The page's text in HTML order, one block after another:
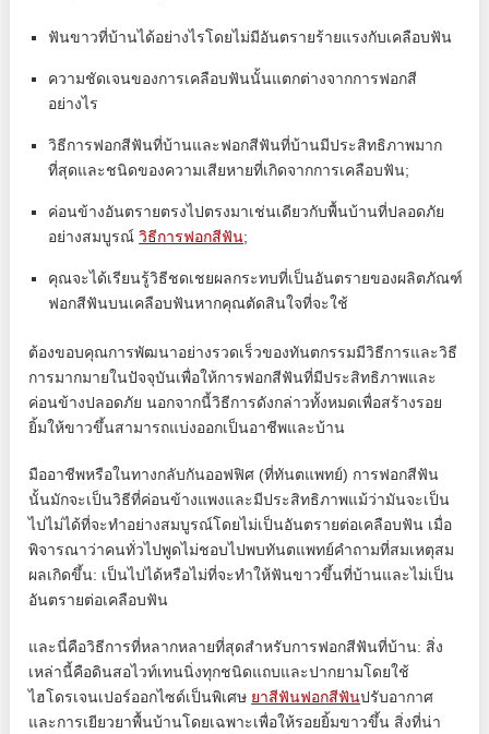
ฟันขาวที่บ้านได้อย่างไรโดยไม่มีอันตรายร้ายแรงกับเคลือบฟัน
ความชัดเจนของการเคลือบฟันนั้นแตกต่างจากการฟอกสี
อย่างไร
วิธีการฟอกสีฟันที่บ้านและฟอกสีฟันที่บ้านมีประสิทธิภาพมาก
ที่สุดและชนิดของความเสียหายที่เกิดจากการเคลือบฟัน;
ค่อนข้างอันตรายตรงไปตรงมาเช่นเดียวกับพื้นบ้านที่ปลอดภัย
อย่างสมบูรณ์วิธีการฟอกสีฟัน;
คุณจะได้เรียนรู้วิธีชดเชยผลกระทบที่เป็นอันตรายของผลิตภัณฑ์
ฟอกสีฟันบนเคลือบฟันหากคุณตัดสินใจที่จะใช้
ต้องขอบคุณการพัฒนาอย่างรวดเร็วของทันตกรรมมีวิธีการและวิธี
การมากมายในปัจจุบันเพื่อให้การฟอกสีฟันที่มีประสิทธิภาพและ
ค่อนข้างปลอดภัย นอกจากนี้วิธีการดังกล่าวทั้งหมดเพื่อสร้างรอย
ยิ้มให้ขาวขึ้นสามารถแบ่งออกเป็นอาชีพและบ้าน
มืออาชีพหรือในทางกลับกันออฟฟิศ (ที่ทันตแพทย์) การฟอกสีฟัน
นั้นมักจะเป็นวิธีที่ค่อนข้างแพงและมีประสิทธิภาพแม้ว่ามันจะเป็น
ไปไม่ได้ที่จะทำอย่างสมบูรณ์โดยไม่เป็นอันตรายต่อเคลือบฟัน เมื่อ
พิจารณาว่าคนทั่วไปพูดไม่ชอบไปพบทันตแพทย์คำถามที่สมเหตุสม
ผลเกิดขึ้น: เป็นไปได้หรือไม่ที่จะทำให้ฟันขาวขึ้นที่บ้านและไม่เป็น
อันตรายต่อเคลือบฟัน
และนี่คือวิธีการที่หลากหลายที่สุดสำหรับการฟอกสีฟันที่บ้าน: สิ่ง
เหล่านี้คือดินสอไวท์เทนนิ่งทุกชนิดแถบและปากยามโดยใช้
ไฮโดรเจนเปอร์ออกไซด์เป็นพิเศษ ยาสีฟันฟอกสีฟันปรับอากาศ
และการเยียวยาพื้นบ้านโดยเฉพาะเพื่อให้รอยยิ้มขาวขึ้น สิ่งที่น่า